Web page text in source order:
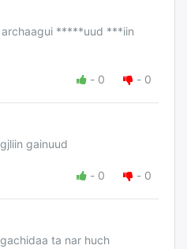
*****uud ***iin
- 0 - 0
gainuud
- 0 - 0
ta nar huch